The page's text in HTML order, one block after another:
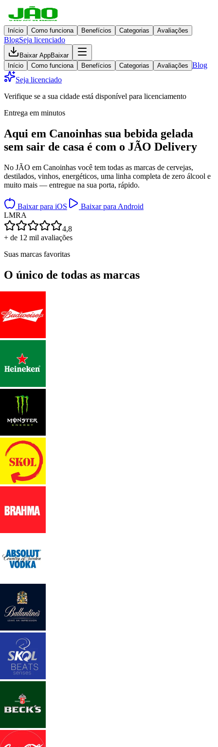
Início Como funciona Benefícios Categorias Avaliações
BlogSeja licenciado
Baixar AppBaixar
Início
Como funciona Benefícios Categorias Avaliações Blog
Seja licenciado
Verifique se a sua cidade está disponível para licenciamento
Entrega em minutos
Aqui em Canoinhas sua bebida gelada
sem sair de casa é com o JÃO Delivery
No JÃO em Canoinhas você tem todas as marcas de cervejas,
destilados, vinhos, energéticos, uma linha completa de zero álcool e
muito mais — entregue na sua porta, rápido.
Baixar para iOS
Baixar para Android
LMRA
4,8
+ de 12 mil avaliações
Suas marcas favoritas
O único de todas as marcas